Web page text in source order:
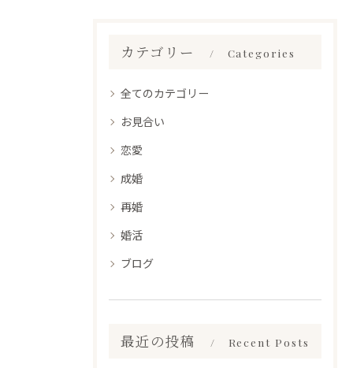
カテゴリー Categories
全てのカテゴリー
お見合い
恋愛
成婚
再婚
婚活
ブログ
最近の投稿 Recent Posts